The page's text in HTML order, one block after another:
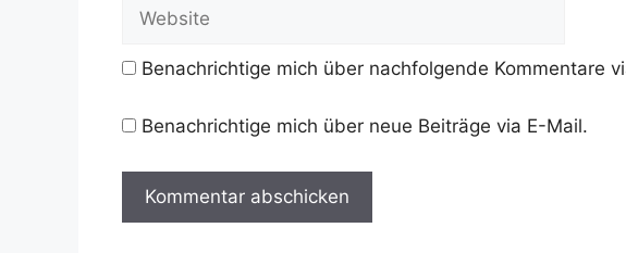
Benachrichtige mich über nachfolgende Kommentare
Benachrichtige mich über neue Beiträge via E-Mail.